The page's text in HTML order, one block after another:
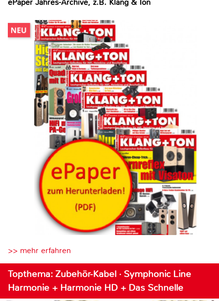
ePaper Jahres-Archive, z.B. Klang & Ton
>> mehr erfahren
Topthema: Zubehör-Kabel · Symphonic Line
Harmonie + Harmonie HD + Das Schnelle